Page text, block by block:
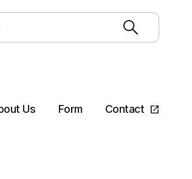
Us Form Contact